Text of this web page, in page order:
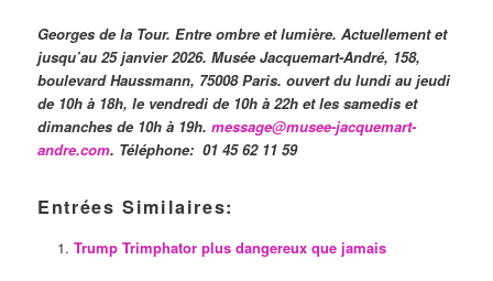
Georges de la Tour. Entre ombre et lumière. Actuellement et
jusqu’au 25 janvier 2026. Musée Jacquemart-André, 158,
boulevard Haussmann, 75008 Paris. ouvert du lundi au jeudi
de 10h à 18h, le vendredi de 10h à 22h et les samedis et
dimanches de 10h à 19h.message@musee-jacquemart-
andre.com. Téléphone: 01 45 62 11 59
Entrées Similaires:
Trump Trimphator plus dangereux que jamais